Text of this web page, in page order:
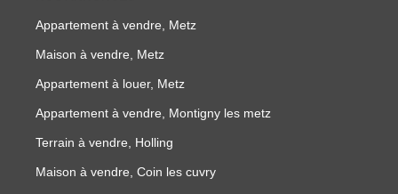
Appartement à vendre, Metz
Maison à vendre, Metz
Appartement à louer, Metz
Appartement à vendre, Montigny les metz
Terrain à vendre, Holling
Maison à vendre, Coin les cuvry